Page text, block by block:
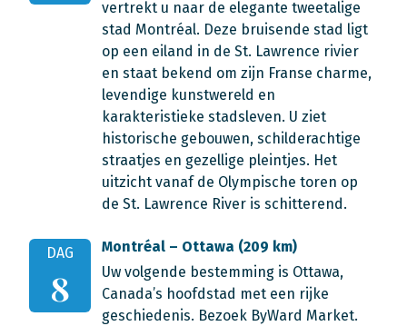
vertrekt u naar de elegante tweetalige
stad Montréal. Deze bruisende stad ligt
op een eiland in de St. Lawrence rivier
en staat bekend om zijn Franse charme,
levendige kunstwereld en
karakteristieke stadsleven. U ziet
historische gebouwen, schilderachtige
straatjes en gezellige pleintjes. Het
uitzicht vanaf de Olympische toren op
de St. Lawrence River is schitterend.
DAG
8
Montréal – Ottawa (209 km)
Uw volgende bestemming is Ottawa,
Canada’s hoofdstad met een rijke
geschiedenis. Bezoek ByWard Market.